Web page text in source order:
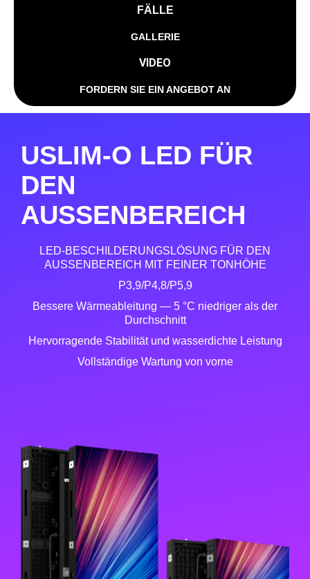
FÄLLE
GALLERIE
VIDEO
FORDERN SIE EIN ANGEBOT AN
USLIM-O LED FÜR
DEN
AUSSENBEREICH
LED-BESCHILDERUNGSLÖSUNG FÜR DEN
AUSSENBEREICH MIT FEINER TONHÖHE
P3,9/P4,8/P5,9
Bessere Wärmeableitung — 5 °C niedriger als der
Durchschnitt
Hervorragende Stabilität und wasserdichte Leistung
Vollständige Wartung von vorne